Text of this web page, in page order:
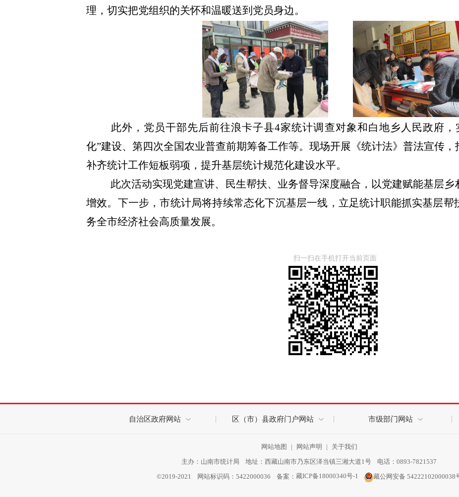
理，切实把党组织的关怀和温暖送到党员身边。
此外 ， 党员干部先后前往浪卡子县4家统计调查对象和白地乡 人民政府，
化”建设、第四次全国农业普查前期筹备工作等。 现场开展《统计法》普法宣传，
补齐统计工作短板弱项， 提升基层统计规范化建设水平。
此次活动实现党建宣讲、民生帮扶、业务督导深度融合，以党建赋能基层
增效。 下一步，市统计局将持续常态化下沉基层一线，立足统计职能抓实基层帮
务全市经济社会高质量发展。
扫一扫在手机打开当前页面
自治区政府网站 区（市）县政府门户网站 市级部门网站
网站地图 | 网站声明 |
关于我们
主办：山南市统计局 地址：西藏山南市乃东区泽当镇三湘大道1号 电话：0893-7821537
©2019-2021 网站标识码：5422000036 备案： 藏ICP备18000340号-1 藏公网安备 54222102000038